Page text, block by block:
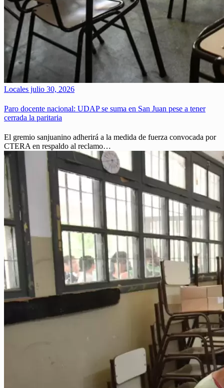
Locales julio 30, 2026
Paro docente nacional: UDAP se suma en San Juan pese a tener
cerrada la paritaria
El gremio sanjuanino adherirá a la medida de fuerza convocada por
CTERA en respaldo al reclamo…